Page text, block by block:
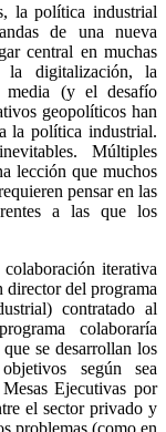
la política industrial
de una nueva
central en muchas
la digitalización, la
media (y el desafío
geopolíticos han
la política industrial.
Múltiples
lección que muchos
pensar en las
a las que los
iterativa
del programa
contratado al
colaboraría
se desarrollan los
según sea
Ejecutivas por
el sector privado y
problemas (como en